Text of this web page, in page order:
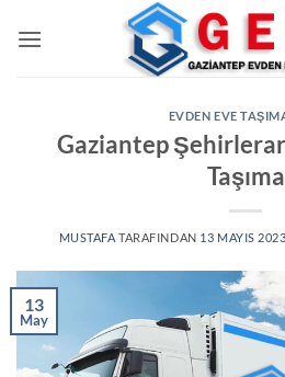
atla
EVDEN EVE
Gaziantep
Taşıma
MUSTAFA TARAFINDAN 13 MAYIS 2023
13
May